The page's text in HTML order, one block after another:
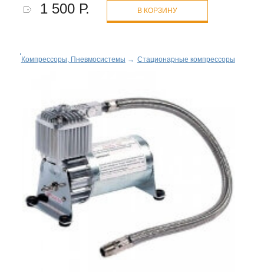
1 500 Р. В КОРЗИНУ
Компрессоры, Пневмосистемы → Стационарные компрессоры